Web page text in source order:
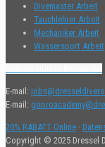
Divemaster Arbeit
Tauchlehrer Arbeit
Mechaniker Arbeit
Wassersport Arbeit
E-mail:
E-mail:
20% RABATT Online ·
Copyright © 2025 Dressel